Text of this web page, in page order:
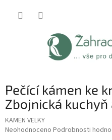
Pečící kámen ke
Zbojnická kuchyň
KAMEN VELKY
Průměrné
Neohodnoceno Podrobnosti